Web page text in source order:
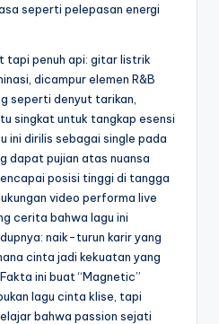
seperti pelepasan energi
tapi penuh api: gitar listrik
dicampur elemen R&B
seperti denyut tarikan,
singkat untuk tangkap esensi
ini dirilis sebagai single pada
dapat pujian atas nuansa
posisi tinggi di tangga
video performa live
cerita bahwa lagu ini
naik-turun karir yang
cinta jadi kekuatan yang
ini buat “Magnetic”
lagu cinta klise, tapi
bahwa passion sejati